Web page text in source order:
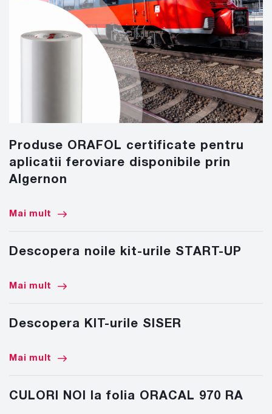
Produse ORAFOL certificate pentru
aplicatii feroviare disponibile prin
Algernon
Mai mult
Descopera noile kit-urile START-UP
Mai mult
Descopera KIT-urile SISER
Mai mult
CULORI NOI la folia ORACAL 970 RA